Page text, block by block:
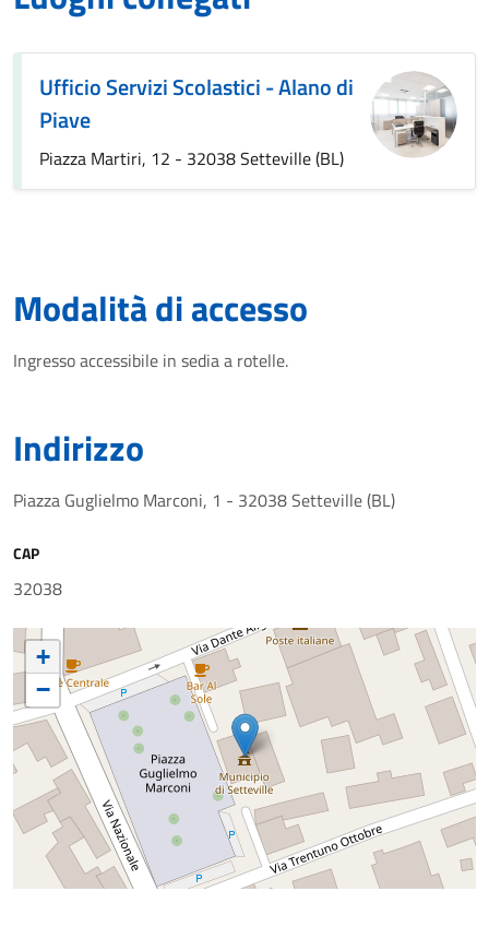
Ufficio Servizi Scolastici - Alano di
Piave
Piazza Martiri, 12 - 32038 Setteville (BL)
Modalità di accesso
Ingresso accessibile in sedia a rotelle.
Indirizzo
Piazza Guglielmo Marconi, 1 - 32038 Setteville (BL)
CAP
32038
+
−